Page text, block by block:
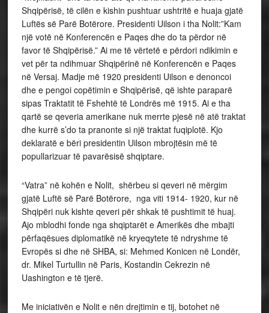
Shqipërisë, të cilën e kishin pushtuar ushtritë e huaja gjatë
Luftës së Parë Botërore. Presidenti Uilson i tha Nolit:”Kam
një votë në Konferencën e Paqes dhe do ta përdor në
favor të Shqipërisë.” Ai me të vërtetë e përdori ndikimin e
vet për ta ndihmuar Shqipërinë në Konferencën e Paqes
në Versaj. Madje më 1920 presidenti Uilson e denoncoi
dhe e pengoi copëtimin e Shqipërisë, që ishte paraparë
sipas Traktatit të Fshehtë të Londrës më 1915. Ai e tha
qartë se qeveria amerikane nuk merrte pjesë në atë traktat
dhe kurrë s’do ta pranonte si një traktat fuqiplotë. Kjo
deklaratë e bëri presidentin Uilson mbrojtësin më të
popullarizuar të pavarësisë shqiptare.
“Vatra” në kohën e Nolit, shërbeu si qeveri në mërgim
gjatë Luftë së Parë Botërore, nga viti 1914- 1920, kur në
Shqipëri nuk kishte qeveri për shkak të pushtimit të huaj.
Ajo mblodhi fonde nga shqiptarët e Amerikës dhe mbajti
përfaqësues diplomatikë në kryeqytete të ndryshme të
Evropës si dhe në SHBA, si: Mehmed Konicen në Londër,
dr. Mikel Turtullin në Paris, Kostandin Cekrezin në
Uashington e të tjerë.
Me iniciativën e Nolit e nën drejtimin e tij, botohet në